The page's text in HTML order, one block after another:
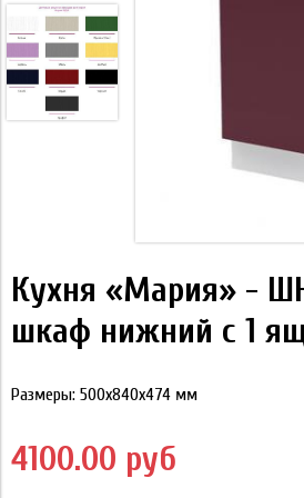
Кухня «Мария» -
шкаф нижний с 1
Размеры: 500х840х474 мм
4100.00 руб